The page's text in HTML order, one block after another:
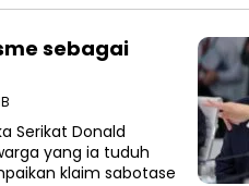
sebagai
Serikat Donald
yang ia tuduh
klaim sabotase